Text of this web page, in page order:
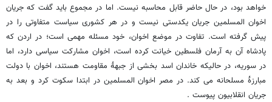
خواهد بود، در حال حاضر قابل محاسبه نیست. اما در مجموع باید گفت که جریان
اخوان المسلمین جریان یکدستی نیست و در هر کشوری سیاست متفاوتی را در
پیش گرفته است. تفاوت در موضع اخوان، خود مسئله مهمی است؛ در اردن که
پادشاه آن به آرمان فلسطین خیانت کرده است، اخوان مشارکت سیاسی دارد، اما
در سوریه، در حالیکه خاندان اسد بخشی از جبهۀ مقاومت هستند، اخوان با دولت
مبارزۀ مسلحانه می کند. در مصر اخوان المسلمین در ابتدا سکوت کرد و بعد به
جریان انقلابیون پیوست .